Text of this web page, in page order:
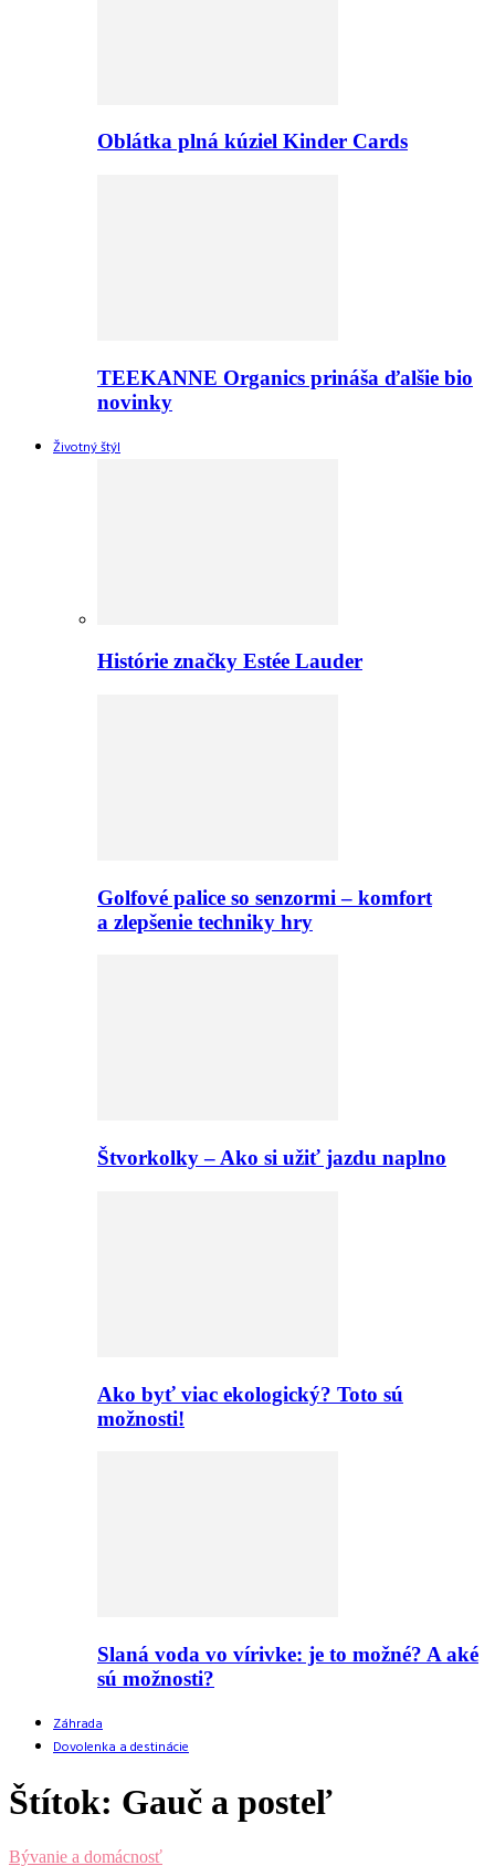
Oblátka plná kúziel Kinder Cards
TEEKANNE Organics prináša ďalšie bio
novinky
Životný štýl
Histórie značky Estée Lauder
Golfové palice so senzormi – komfort
a zlepšenie techniky hry
Štvorkolky – Ako si užiť jazdu naplno
Ako byť viac ekologický? Toto sú
možnosti!
Slaná voda vo vírivke: je to možné? A aké
sú možnosti?
Záhrada
Dovolenka a destinácie
Štítok: Gauč a posteľ
Bývanie a domácnosť